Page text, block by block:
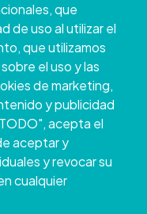
que
de uso al utilizar el
que utilizamos
el uso y las
de marketing,
y publicidad
acepta el
aceptar y
y revocar su
cualquier